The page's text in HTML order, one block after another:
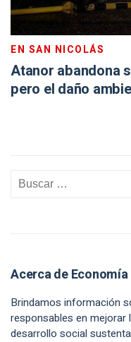
EN SAN NICOLÁS
Atanor abandona
pero el daño
Acerca de
Brindamos información
responsables en mejorar
desarrollo social